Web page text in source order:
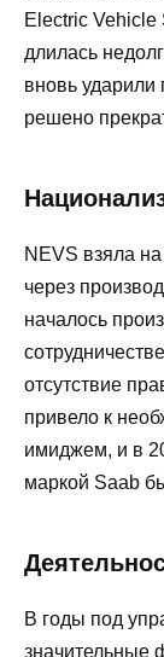
Electric
длилась
вновь ударили
решено
NEVS взяла
через
началось
отсутствие
привело к
имиджем, и в
маркой Saab
В годы под
значительные